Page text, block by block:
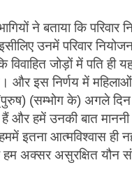
ने बताया कि
उनमें परिवार
विवाहित जोड़ों में पति ही
और इस निर्णय में महिलाओं
(सम्भोग के) अगले दिन
हमें उनकी बात माननी
इतना आत्मविश्वास ही
अक्सर असुरक्षित यौन